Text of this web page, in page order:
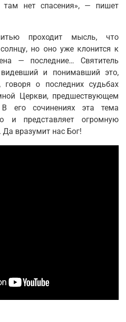
там нет спасения», — пишет
проходит мысль, что
но оно уже клонится к
— последние… Cвятитель
и понимавший это,
говоря о последних судьбах
Церкви, предшествующем
В его сочинениях эта тема
и представляет огромную
Да вразумит нас Бог!